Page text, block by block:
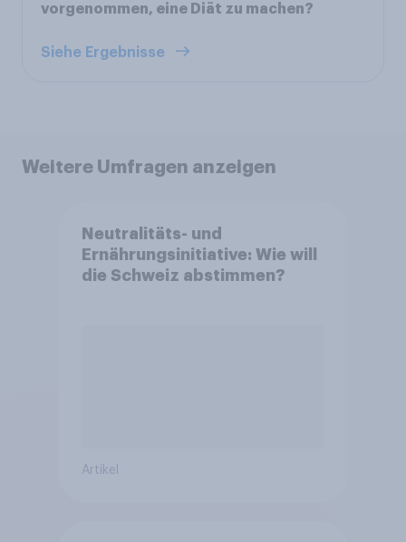
vorgenommen, eine Diät zu machen?
Siehe Ergebnisse
Weitere Umfragen anzeigen
Neutralitäts- und
Ernährungsinitiative: Wie will
die Schweiz abstimmen?
Artikel